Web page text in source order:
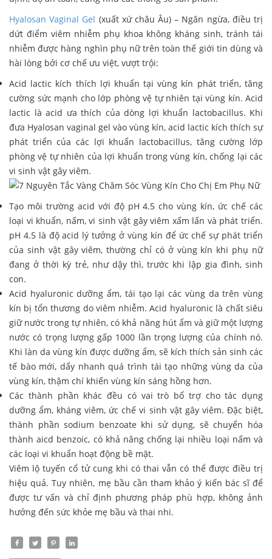
Hyalosan Vaginal Gel (xuất xứ châu Âu) – Ngăn ngừa, điều trị
dứt điểm viêm nhiễm phụ khoa không kháng sinh, tránh tái
nhiễm được hàng nghìn phụ nữ trên toàn thế giới tin dùng và
hài lòng bởi cơ chế ưu việt, vượt trội:
Acid lactic kích thích lợi khuẩn tại vùng kín phát triển, tăng
cường sức mạnh cho lớp phòng vệ tự nhiên tại vùng kín. Acid
lactic là acid ưa thích của dòng lợi khuẩn lactobacillus. Khi
đưa Hyalosan vaginal gel vào vùng kín, acid lactic kích thích sự
phát triển của các lợi khuẩn lactobacillus, tăng cường lớp
phòng vệ tự nhiên của lợi khuẩn trong vùng kín, chống lại các
vi sinh vật gây viêm.
Tạo môi trường acid với độ pH 4.5 cho vùng kín, ức chế các
loại vi khuẩn, nấm, vi sinh vật gây viêm xấm lấn và phát triển.
pH 4.5 là độ acid lý tưởng ở vùng kín để ức chế sự phát triển
của sinh vật gây viêm, thường chỉ có ở vùng kín khi phụ nữ
đang ở thời kỳ trẻ, như dậy thì, trước khi lập gia đình, sinh
con.
Acid hyaluronic dưỡng ẩm, tái tạo lại các vùng da trên vùng
kín bị tổn thương do viêm nhiễm. Acid hyaluronic là chất siêu
giữ nước trong tự nhiên, có khả năng hút ẩm và giữ một lượng
nước có trọng lượng gấp 1000 lần trọng lượng của chính nó.
Khi làn da vùng kín được dưỡng ẩm, sẽ kích thích sản sinh các
tế bào mới, dẩy nhanh quá trình tái tạo những vùng da của
vùng kín, thậm chí khiến vùng kín sáng hồng hơn.
Các thành phần khác đều có vai trò bổ trợ cho tác dụng
dưỡng ẩm, kháng viêm, ức chế vi sinh vật gây viêm. Đặc biệt,
thành phần sodium benzoate khi sử dụng, sẽ chuyển hóa
thành aicd benzoic, có khả năng chống lại nhiều loại nấm và
các loại vi khuẩn hoạt động bề mặt.
Viêm lộ tuyến cổ tử cung khi có thai vẫn có thể được điều trị
hiệu quả. Tuy nhiên, mẹ bầu cần tham khảo ý kiến bác sĩ để
được tư vấn và chỉ định phương pháp phù hợp, không ảnh
hưởng đến sức khỏe mẹ bầu và thai nhi.